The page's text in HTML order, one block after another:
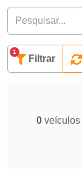
Filtrar
1
0 veículos